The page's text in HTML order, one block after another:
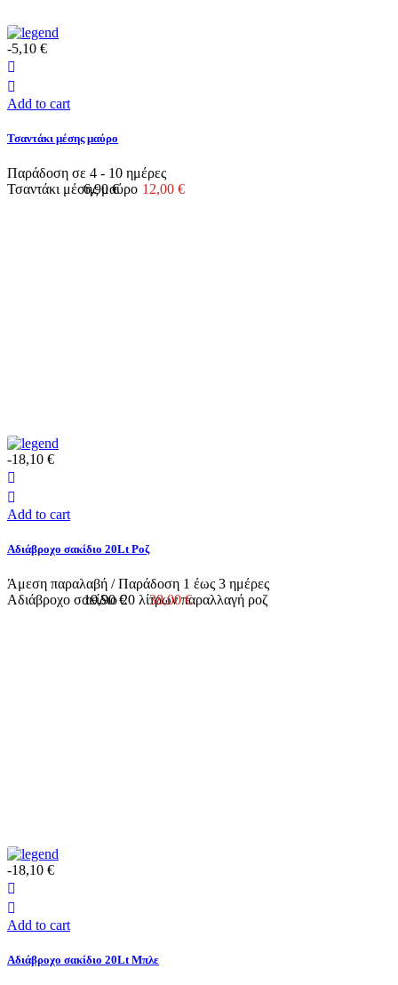
-5,10 €
Add to cart
Τσαντάκι μέσης μαύρο
Παράδοση σε 4 - 10 ημέρες
6,90 €
12,00 €
Τσαντάκι μέσης μαύρο
-18,10 €
Add to cart
Αδιάβροχο σακίδιο 20Lt Ροζ
Άμεση παραλαβή / Παράδoση 1 έως 3 ημέρες
19,90 €
38,00 €
Αδιάβροχο σακίδιο 20 λίτρων παραλλαγή ροζ
-18,10 €
Add to cart
Αδιάβροχο σακίδιο 20Lt Μπλε